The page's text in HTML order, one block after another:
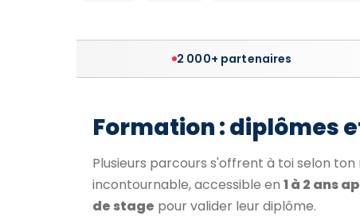
2 000+ partenaires
Formation : diplômes
Plusieurs parcours s'offrent à toi selon ton
incontournable, accessible en 1 à 2 ans
de stage pour valider leur diplôme.